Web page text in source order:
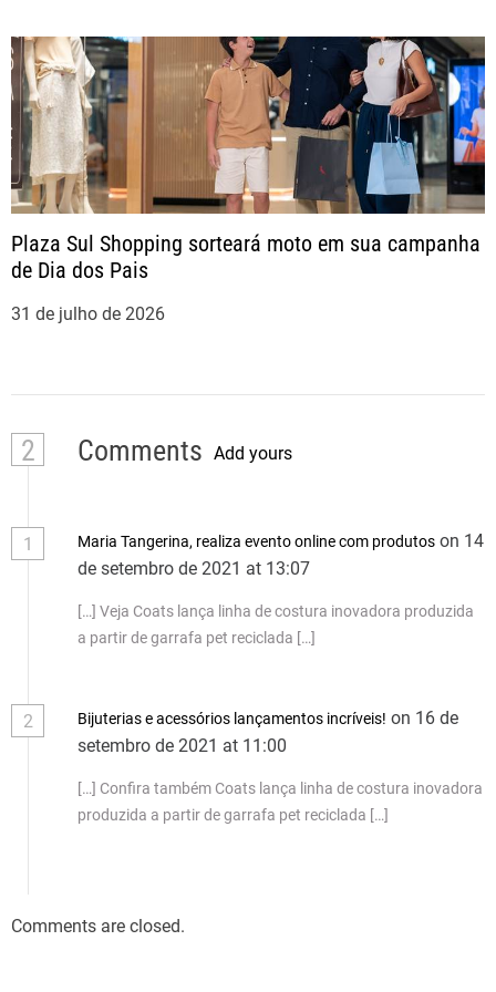
Plaza Sul Shopping sorteará moto em sua campanha
de Dia dos Pais
31 de julho de 2026
2 Comments Add yours
1 Maria Tangerina, realiza evento online com produtos on 14
de setembro de 2021 at 13:07
[…] Veja Coats lança linha de costura inovadora produzida
a partir de garrafa pet reciclada […]
2 Bijuterias e acessórios lançamentos incríveis! on 16 de
setembro de 2021 at 11:00
[…] Confira também Coats lança linha de costura inovadora
produzida a partir de garrafa pet reciclada […]
Comments are closed.